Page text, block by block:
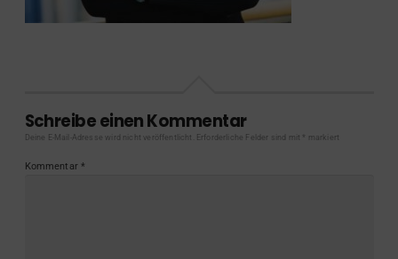
Schreibe einen Kommentar
Deine E-Mail-Adresse wird nicht veröffentlicht. Erforderliche Felder sind mit markiert
Kommentar *